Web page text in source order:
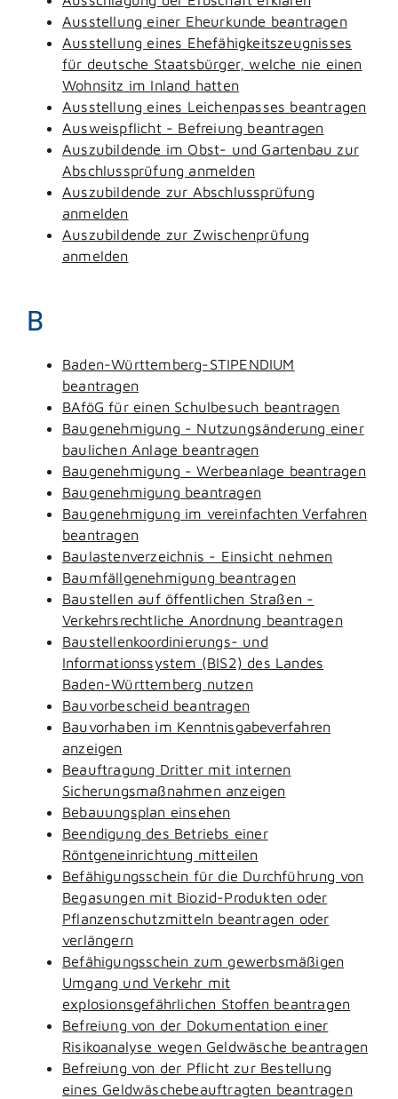
Ausstellung einer Eheurkunde beantragen
Ausstellung eines Ehefähigkeitszeugnisses
für deutsche Staatsbürger, welche nie einen
Wohnsitz im Inland hatten
Ausstellung eines Leichenpasses beantragen
Ausweispflicht - Befreiung beantragen
Auszubildende im Obst- und Gartenbau zur
Abschlussprüfung anmelden
Auszubildende zur Abschlussprüfung
anmelden
Auszubildende zur Zwischenprüfung
anmelden
B
Baden-Württemberg-STIPENDIUM
beantragen
BAföG für einen Schulbesuch beantragen
Baugenehmigung - Nutzungsänderung einer
baulichen Anlage beantragen
Baugenehmigung - Werbeanlage beantragen
Baugenehmigung beantragen
Baugenehmigung im vereinfachten Verfahren
beantragen
Baulastenverzeichnis - Einsicht nehmen
Baumfällgenehmigung beantragen
Baustellen auf öffentlichen Straßen -
Verkehrsrechtliche Anordnung beantragen
Baustellenkoordinierungs- und
Informationssystem (BIS2) des Landes
Baden-Württemberg nutzen
Bauvorbescheid beantragen
Bauvorhaben im Kenntnisgabeverfahren
anzeigen
Beauftragung Dritter mit internen
Sicherungsmaßnahmen anzeigen
Bebauungsplan einsehen
Beendigung des Betriebs einer
Röntgeneinrichtung mitteilen
Befähigungsschein für die Durchführung von
Begasungen mit Biozid-Produkten oder
Pflanzenschutzmitteln beantragen oder
verlängern
Befähigungsschein zum gewerbsmäßigen
Umgang und Verkehr mit
explosionsgefährlichen Stoffen beantragen
Befreiung von der Dokumentation einer
Risikoanalyse wegen Geldwäsche beantragen
Befreiung von der Pflicht zur Bestellung
eines Geldwäschebeauftragten beantragen